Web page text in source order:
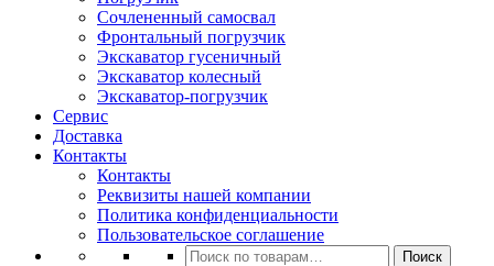
Сочлененный самосвал
Фронтальный погрузчик
Экскаватор гусеничный
Экскаватор колесный
Экскаватор-погрузчик
Сервис
Доставка
Контакты
Контакты
Реквизиты нашей компании
Политика конфиденциальности
Пользовательское соглашение
Искать:
Поиск